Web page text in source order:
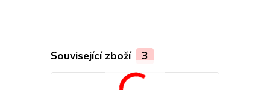
Související zboží 3